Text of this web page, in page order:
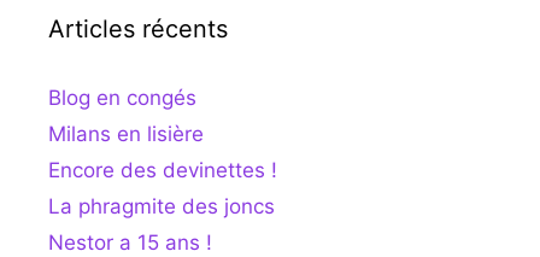
Articles récents
Blog en congés
Milans en lisière
Encore des devinettes !
La phragmite des joncs
Nestor a 15 ans !